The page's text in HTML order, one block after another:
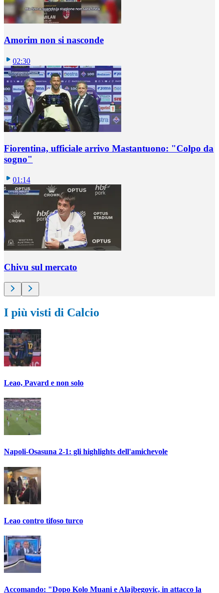
Amorim non si nasconde
02:30
Fiorentina, ufficiale arrivo Mastantuono: "Colpo da
sogno"
01:14
Chivu sul mercato
I più visti di Calcio
Leao, Pavard e non solo
Napoli-Osasuna 2-1: gli highlights dell'amichevole
Leao contro tifoso turco
Accomando: "Dopo Kolo Muani e Alajbegovic, in attacco la